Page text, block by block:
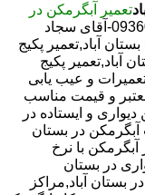
تعمیر آبگرمکن در
,09360937370-آقای سجاد
آباد,تعمیر پکیج
آباد,تعمیر پکیج
و عیب یابی
و قیمت مناسب
و ایستاده در
آبگرمکن در بستان
آبگرمکن با نرخ
در بستان
بستان آباد,مراکز